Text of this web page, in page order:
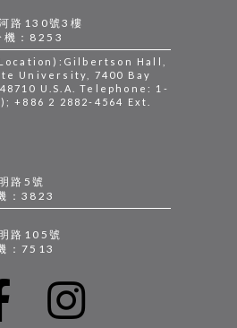
路5號
：3823
路105號
：7513
路130號3樓
：8253
Hall,
University, 7400 Bay
U.S.A. Telephone: 1-
+886 2 2882-4564 Ext.